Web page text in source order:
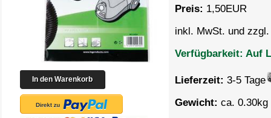
Preis: 1,50EUR
inkl. MwSt. und
Verfügbarkeit: Auf
Lieferzeit: 3-5 Tage
Gewicht: ca. 0.30kg